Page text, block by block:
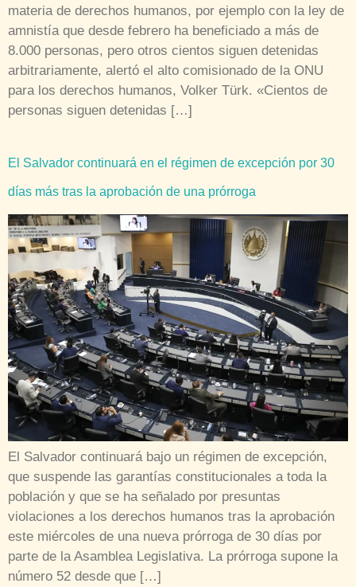
materia de derechos humanos, por ejemplo con la ley de
amnistía que desde febrero ha beneficiado a más de
8.000 personas, pero otros cientos siguen detenidas
arbitrariamente, alertó el alto comisionado de la ONU
para los derechos humanos, Volker Türk. «Cientos de
personas siguen detenidas […]
El Salvador continuará en el régimen de excepción por 30
días más tras la aprobación de una prórroga
El Salvador continuará bajo un régimen de excepción,
que suspende las garantías constitucionales a toda la
población y que se ha señalado por presuntas
violaciones a los derechos humanos tras la aprobación
este miércoles de una nueva prórroga de 30 días por
parte de la Asamblea Legislativa. La prórroga supone la
número 52 desde que […]